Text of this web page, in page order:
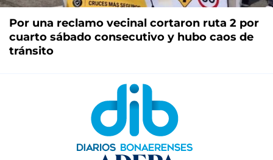
Por una reclamo vecinal cortaron ruta 2 por
cuarto sábado consecutivo y hubo caos de
tránsito